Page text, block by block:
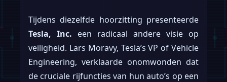
Tijdens diezelfde hoorzitting presenteerde
Tesla, Inc. een radicaal andere visie op
veiligheid. Lars Moravy, Tesla’s VP of Vehicle
Engineering, verklaarde onomwonden dat
de cruciale rijfuncties van hun auto’s op een